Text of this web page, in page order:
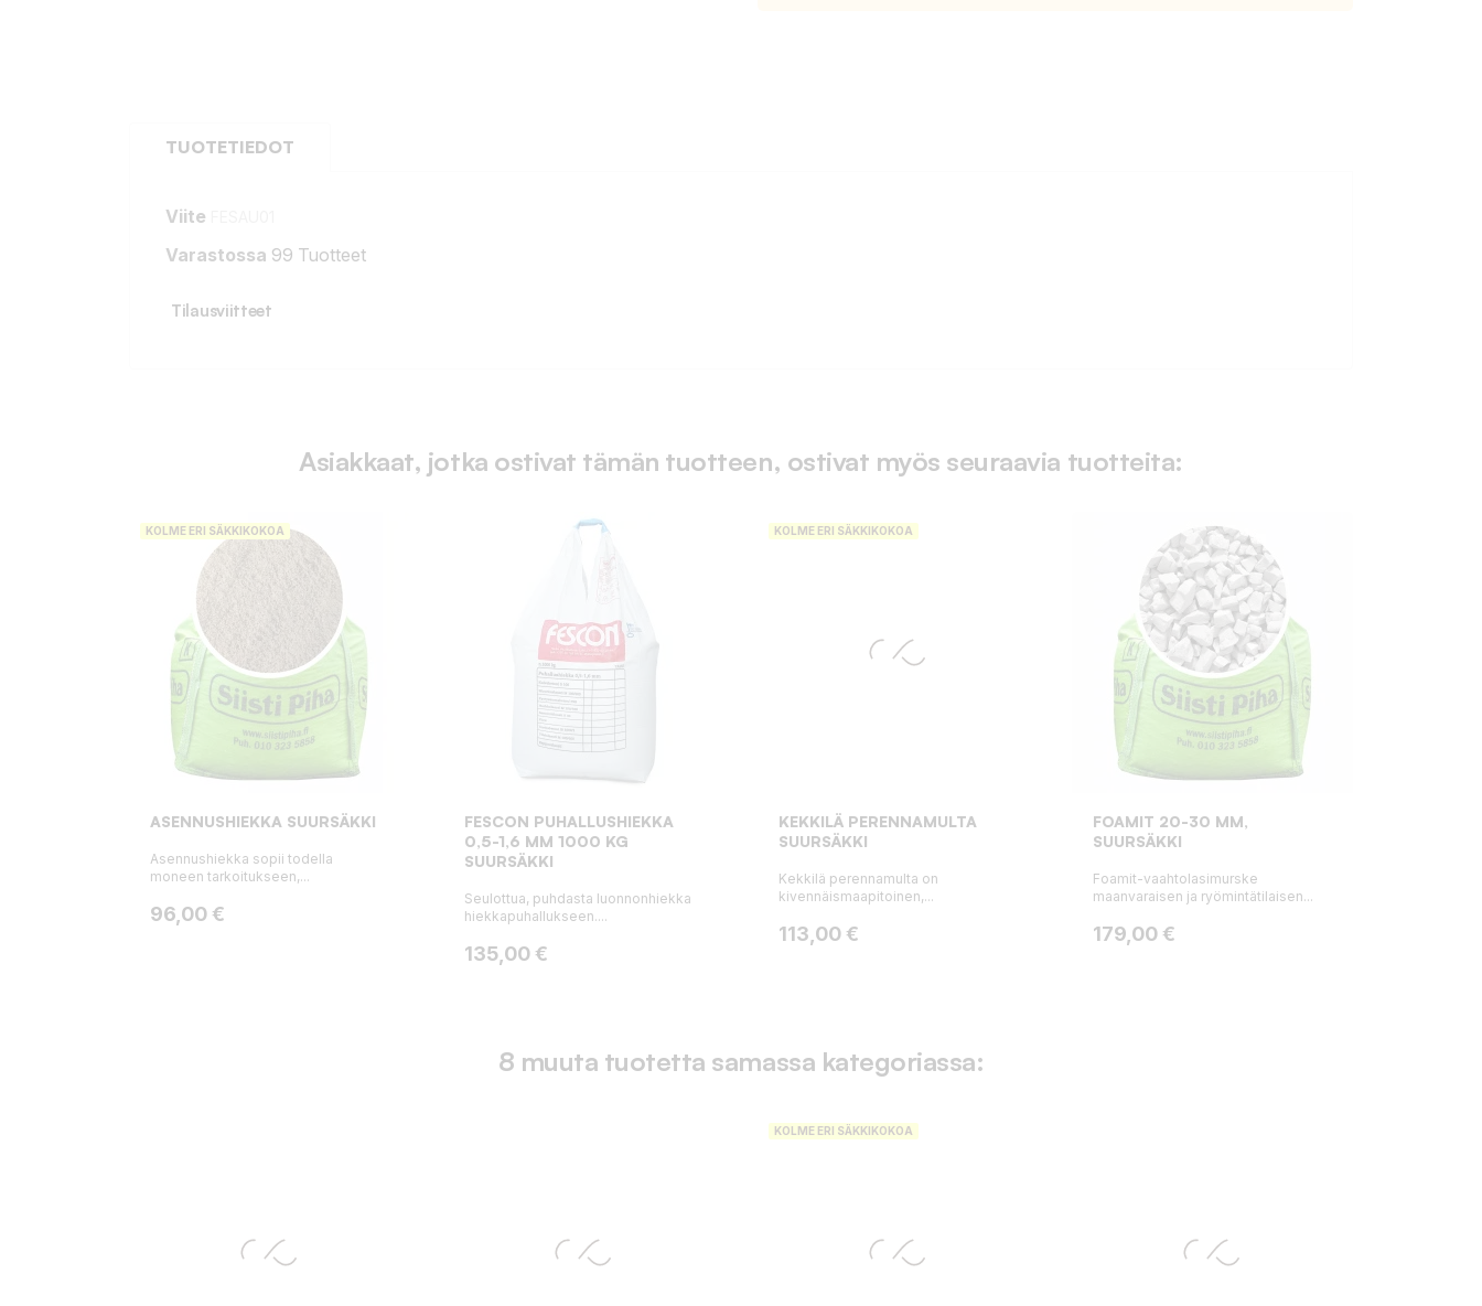
TUOTETIEDOT
Viite
Varastossa 99 Tuotteet
Tilausviitteet
Asiakkaat, jotka ostivat tämän tuotteen, ostivat myös seuraavia tuotteita:
KOLME ERI SÄKKIKOKOA
ASENNUSHIEKKA SUURSÄKKI
Asennushiekka sopii todella
moneen tarkoitukseen,...
Hinta
96,00 €
FESCON PUHALLUSHIEKKA
0,5-1,6 MM 1000 KG
SUURSÄKKI
Seulottua, puhdasta luonnonhiekka
hiekkapuhallukseen....
Hinta
135,00 €
KOLME ERI SÄKKIKOKOA
KEKKILÄ PERENNAMULTA
SUURSÄKKI
Kekkilä perennamulta on
kivennäismaapitoinen,...
Hinta
113,00 €
FOAMIT 20-30 MM,
SUURSÄKKI
Foamit-vaahtolasimurske
maanvaraisen ja ryömintätilaisen...
Hinta
179,00 €
8 muuta tuotetta samassa kategoriassa:
KOLME ERI SÄKKIKOKOA